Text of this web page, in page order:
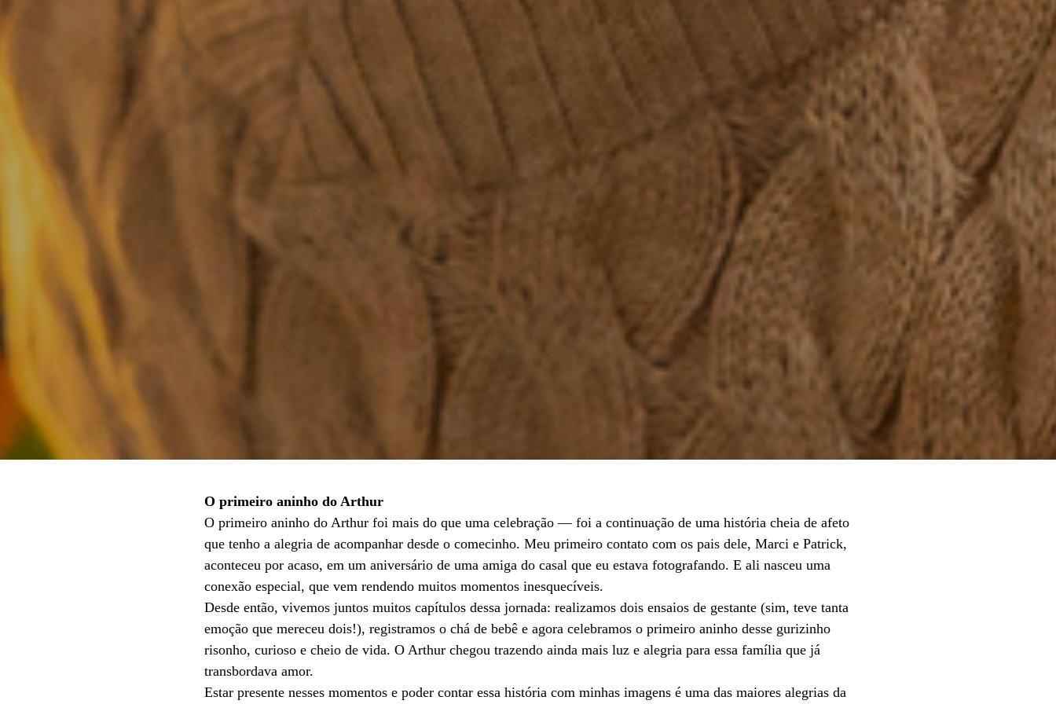
O primeiro aninho do Arthur
O primeiro aninho do Arthur foi mais do que uma celebração — foi a continuação de uma história cheia de afeto
que tenho a alegria de acompanhar desde o comecinho. Meu primeiro contato com os pais dele, Marci e Patrick,
aconteceu por acaso, em um aniversário de uma amiga do casal que eu estava fotografando. E ali nasceu uma
conexão especial, que vem rendendo muitos momentos inesquecíveis.
Desde então, vivemos juntos muitos capítulos dessa jornada: realizamos dois ensaios de gestante (sim, teve tanta
emoção que mereceu dois!), registramos o chá de bebê e agora celebramos o primeiro aninho desse gurizinho
risonho, curioso e cheio de vida. O Arthur chegou trazendo ainda mais luz e alegria para essa família que já
transbordava amor.
Estar presente nesses momentos e poder contar essa história com minhas imagens é uma das maiores alegrias da